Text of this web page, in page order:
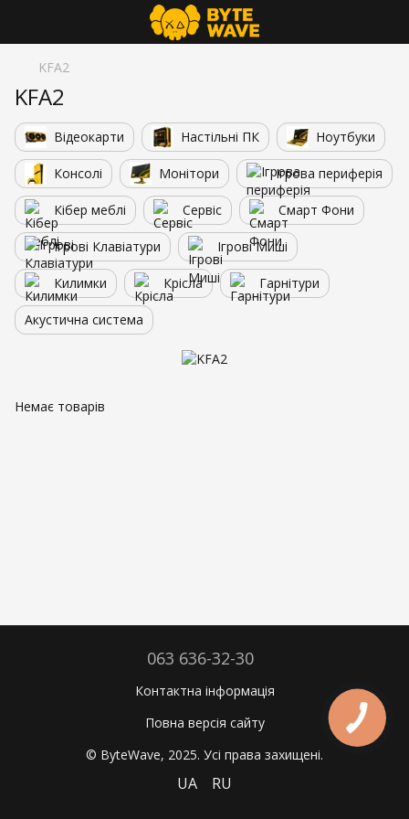
KFA2
KFA2
Відеокарти Настільні ПК Ноутбуки
Консолі Монітори Ігрова периферія
Кібер меблі Сервіс Смарт Фони
Ігрові Клавіатури Ігрові Миші
Килимки Крісла Гарнітури
Акустична система
Немає товарів
063 636-32-30
Контактна інформація
Повна версія сайту
© ByteWave, 2025. Усі права захищені.
UA RU